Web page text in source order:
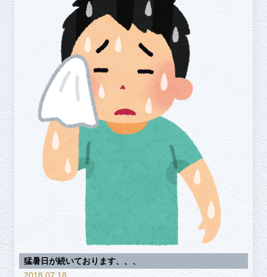
猛暑日が続いております、、、
2018.07.18